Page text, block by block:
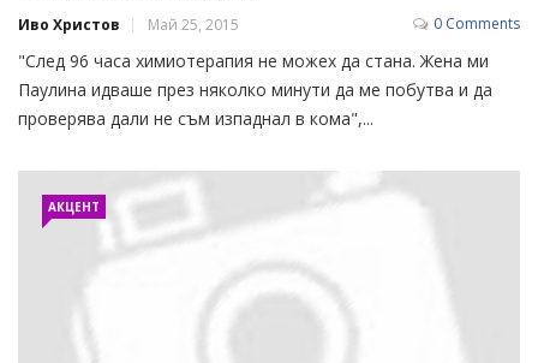
Иво Христов Май 25, 2015 0 Comments
"След 96 часа химиотерапия не можех да стана. Жена ми
Паулина идваше през няколко минути да ме побутва и да
проверява дали не съм изпаднал в кома",...
АКЦЕНТ